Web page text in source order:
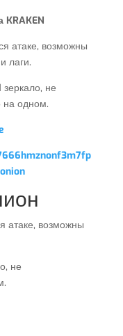
атаке, возможны
лаги.
не
на одном.
атаке, возможны
не